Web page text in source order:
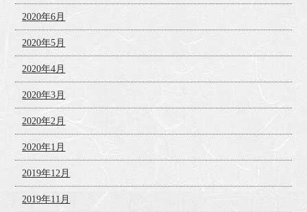
2020年6月
2020年5月
2020年4月
2020年3月
2020年2月
2020年1月
2019年12月
2019年11月